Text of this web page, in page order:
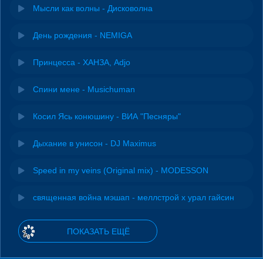
Мысли как волны - Дисковолна
День рождения - NEMIGA
Принцесса - ХАНЗА, Adjo
Спини мене - Musichuman
Косил Ясь конюшину - ВИА "Песняры"
Дыхание в унисон - DJ Maximus
Speed in my veins (Original mix) - MODESSON
священная война мэшап - меллстрой х урал гайсин
ПОКАЗАТЬ ЕЩЁ